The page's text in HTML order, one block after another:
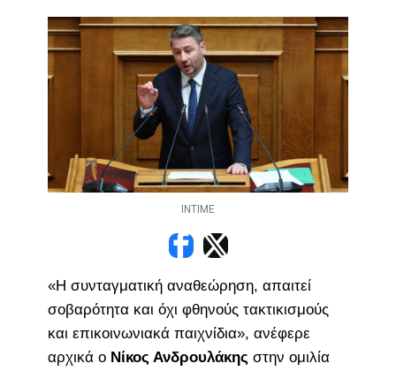
INTIME
«Η συνταγματική αναθεώρηση, απαιτεί
σοβαρότητα και όχι φθηνούς τακτικισμούς
και επικοινωνιακά παιχνίδια», ανέφερε
αρχικά ο Νίκος Ανδρουλάκης στην ομιλία